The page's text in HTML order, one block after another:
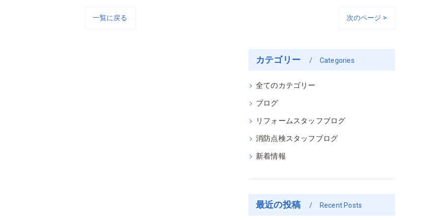
一覧に戻る 次のページ >
カテゴリー Categories
全てのカテゴリー
ブログ
リフォームスタッフブログ
消防点検スタッフブログ
新着情報
最近の投稿 Recent Posts